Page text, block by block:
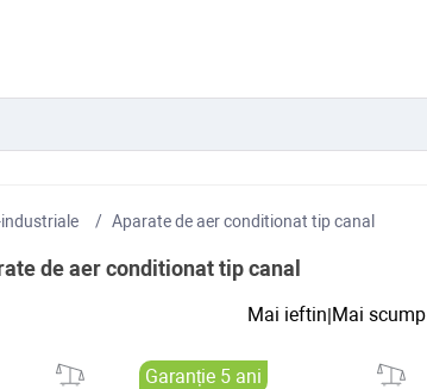
Aparate de aer conditionat tip canal
de aer conditionat tip canal
Mai ieftin|Mai scump
Garanție 5 ani